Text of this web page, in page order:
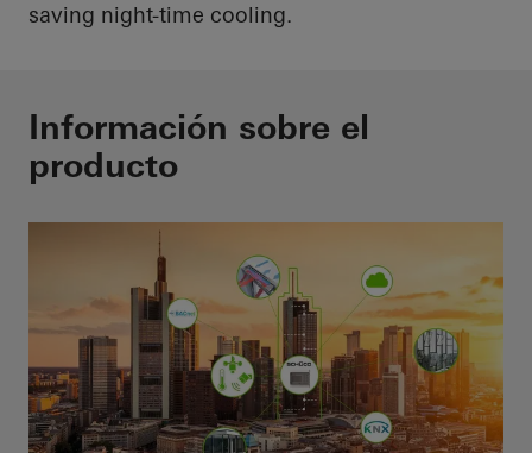
saving night-time cooling.
Información sobre el
producto